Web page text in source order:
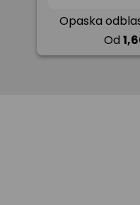
Opaska
Od